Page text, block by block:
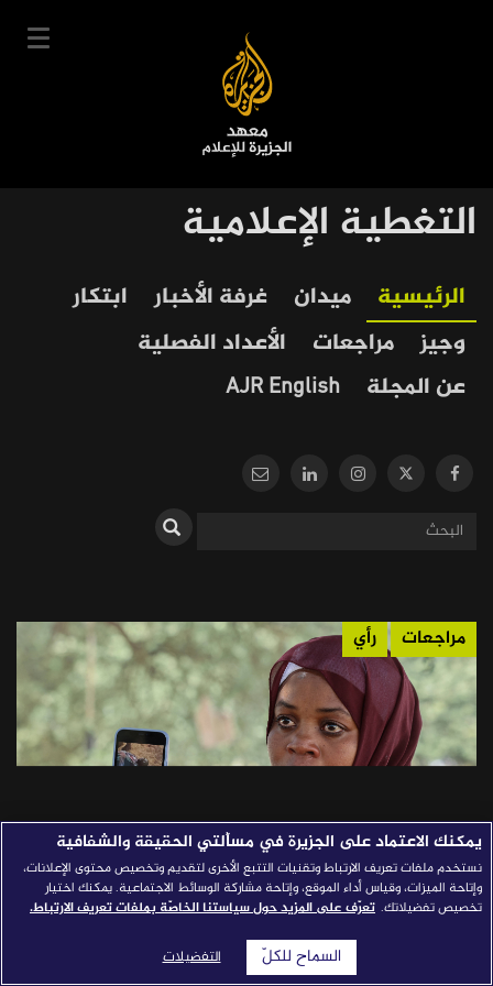
User
account
menu
Main
navigation
دوراتنا
قصص النجاح
معارف إعلامية
شركاؤنا
للتواصل | استفسارات
التغطية الإعلامية
Our
Journalism
الرئيسية ميدان غرفة الأخبار
ابتكار
وجيز
مراجعات
الأعداد الفصلية
عن المجلة
AJR English
مراجعات رأي
الجذور السياسية والرقمية لتغييب حرب
السودان
يكشف المقال عن "مسافة صمت" قاسية تجاه حرب السودان، مع
التراجع الكبير في التغطية عربياً وعالميًا. يعزو الكاتب هذا التغييب
يمكنك الاعتماد على الجزيرة في مسألتي الحقيقة والشفافية
نستخدم ملفات تعريف الارتباط وتقنيات التتبع الأخرى لتقديم وتخصيص محتوى الإعلانات،
وإتاحة الميزات، وقياس أداء الموقع، وإتاحة مشاركة الوسائط الاجتماعية. يمكنك اختيار
تخصيص تفضيلاتك. تعرّف على المزيد حول سياستنا الخاصّة بملفات تعريف الارتباط.
التفضيلات السماح للكلّ